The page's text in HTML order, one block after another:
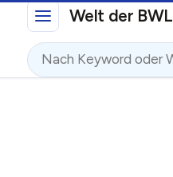
Direkt zum InhaltWelt der BWL
Suche